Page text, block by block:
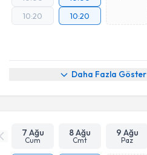
10:20
10:20
Daha Fazla Göster
7 Ağu
Cum
8 Ağu
Cmt
9 Ağu
Paz